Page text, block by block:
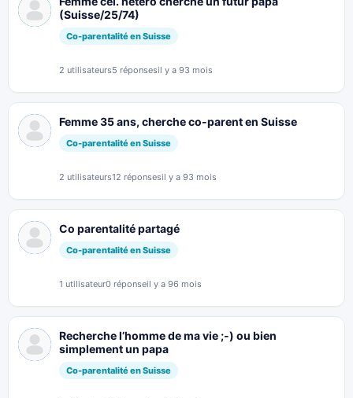
(Suisse/25/74)
Co-parentalité en Suisse
2 utilisateurs5 réponsesil y a 93 mois
Femme 35 ans, cherche co-parent en Suisse
Co-parentalité en Suisse
2 utilisateurs12 réponsesil y a 93 mois
Co parentalité partagé
Co-parentalité en Suisse
1 utilisateur0 réponseil y a 96 mois
Recherche l’homme de ma vie ;-) ou bien
simplement un papa
Co-parentalité en Suisse